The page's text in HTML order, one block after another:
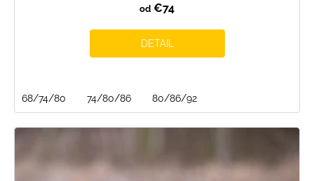
od €74
DETAIL
68/74/80 74/80/86 80/86/92